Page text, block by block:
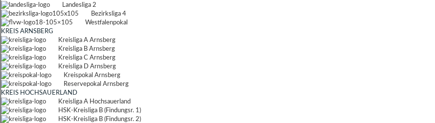
Landesliga 2
Bezirksliga 4
Westfalenpokal
KREIS ARNSBERG
Kreisliga A Arnsberg
Kreisliga B Arnsberg
Kreisliga C Arnsberg
Kreisliga D Arnsberg
Kreispokal Arnsberg
Reservepokal Arnsberg
KREIS HOCHSAUERLAND
Kreisliga A Hochsauerland
HSK-Kreisliga B (Findungsr. 1)
HSK-Kreisliga B (Findungsr. 2)